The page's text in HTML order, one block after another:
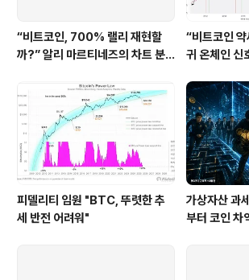
“비트코인, 700% 랠리 재현할
까?” 알리 마르티네즈의 차트 분
“비트코인
귀 온체인 신
피델리티 임원 "BTC, 뚜렷한 추
세 반전 어려워"
가상자산 과
부터 코인 차